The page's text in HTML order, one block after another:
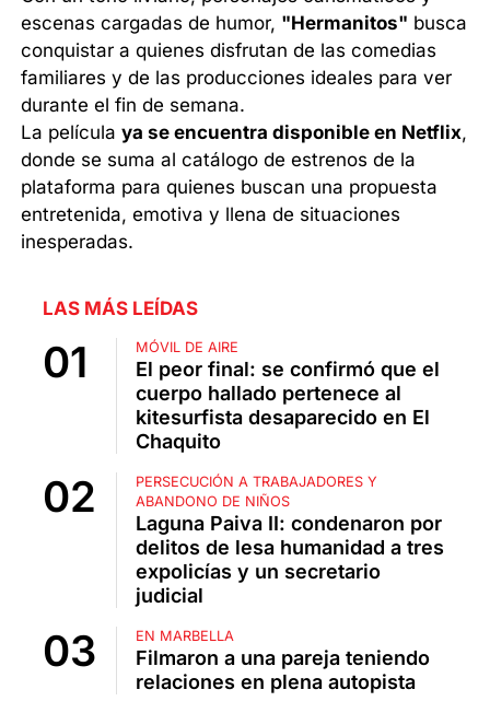
escenas cargadas de humor, "Hermanitos" busca
conquistar a quienes disfrutan de las comedias
familiares y de las producciones ideales para ver
durante el fin de semana.
La películaya se encuentra disponible en Netflix,
donde se suma al catálogo de estrenos de la
plataforma para quienes buscan una propuesta
entretenida, emotiva y llena de situaciones
inesperadas.
LAS MÁS LEÍDAS
MÓVIL DE AIRE
El peor final: se confirmó que el
cuerpo hallado pertenece al
kitesurfista desaparecido en El
Chaquito
PERSECUCIÓN A TRABAJADORES Y
ABANDONO DE NIÑOS
Laguna Paiva II: condenaron por
delitos de lesa humanidad a tres
expolicías y un secretario
judicial
EN MARBELLA
Filmaron a una pareja teniendo
relaciones en plena autopista